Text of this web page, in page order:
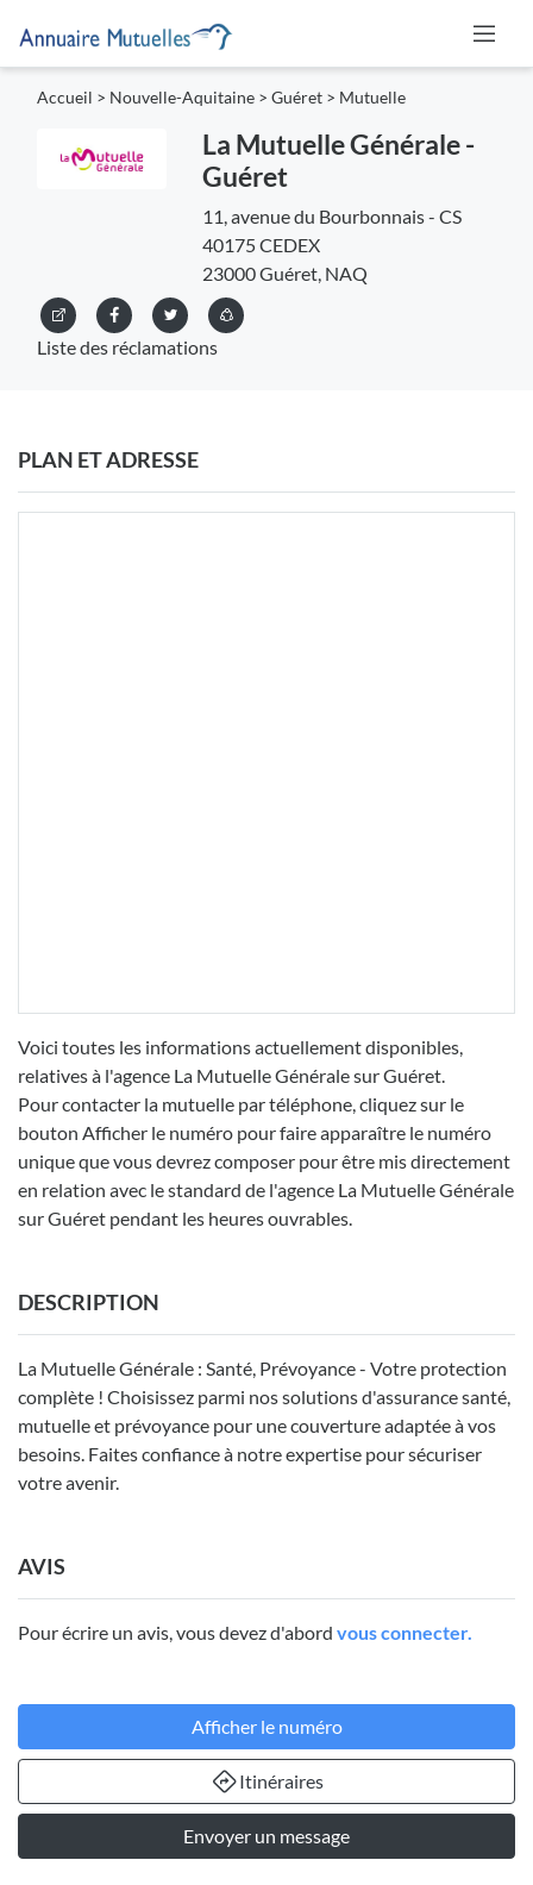
Accueil > Nouvelle-Aquitaine > Guéret > Mutuelle
La Mutuelle Générale -
Guéret
11, avenue du Bourbonnais - CS
40175 CEDEX
23000 Guéret, NAQ
Liste des réclamations
PLAN ET ADRESSE
Voici toutes les informations actuellement disponibles,
relatives à l'agence La Mutuelle Générale sur Guéret.
Pour contacter la mutuelle par téléphone, cliquez sur le
bouton Afficher le numéro pour faire apparaître le numéro
unique que vous devrez composer pour être mis directement
en relation avec le standard de l'agence La Mutuelle Générale
sur Guéret pendant les heures ouvrables.
DESCRIPTION
La Mutuelle Générale : Santé, Prévoyance - Votre protection
complète ! Choisissez parmi nos solutions d'assurance santé,
mutuelle et prévoyance pour une couverture adaptée à vos
besoins. Faites confiance à notre expertise pour sécuriser
votre avenir.
AVIS
Pour écrire un avis, vous devez d'abord vous connecter.
Afficher le numéro
Itinéraires
Envoyer un message